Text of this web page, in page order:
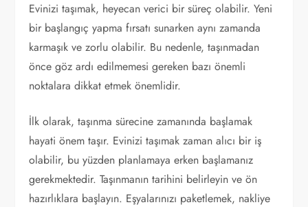
Evinizi taşımak, heyecan verici bir süreç olabilir. Yeni
bir başlangıç yapma fırsatı sunarken aynı zamanda
karmaşık ve zorlu olabilir. Bu nedenle, taşınmadan
önce göz ardı edilmemesi gereken bazı önemli
noktalara dikkat etmek önemlidir.
İlk olarak, taşınma sürecine zamanında başlamak
hayati önem taşır. Evinizi taşımak zaman alıcı bir iş
olabilir, bu yüzden planlamaya erken başlamanız
gerekmektedir. Taşınmanın tarihini belirleyin ve ön
hazırlıklara başlayın. Eşyalarınızı paketlemek, nakliye